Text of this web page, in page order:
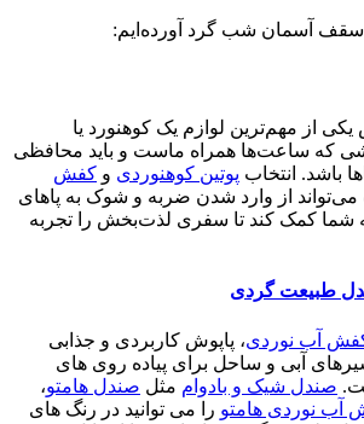
سقف آسمان شب گرد آورده‌ایم:
از مهم‌ترین لوازم یک کوهنورد یا
که ساعت‌ها همراه ماست و باید محافظی
باشد. انتخاب پوتین کوهنوردی و کفش
از وارد شدن ضربه و شوک به پاهای
شما کمک کند تا سفری لذت‌بخش را تجربه
طبیعت گردی
آب نوردی، پاپوش کاربردی و جذابی
آبی و ساحل برای پیاده روی های
صندل شیک و بادوام مثل صندل هامتو،
آب نوردی هامتو را می توانید در رنگ های